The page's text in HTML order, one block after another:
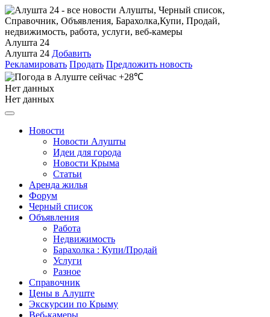
Алушта 24
Алушта 24 Добавить
Рекламировать Продать Предложить новость
+28℃
Нет данных
Нет данных
Новости
Новости Алушты
Идеи для города
Новости Крыма
Статьи
Аренда жилья
Форум
Черный список
Объявления
Работа
Недвижимость
Барахолка : Купи/Продай
Услуги
Разное
Справочник
Цены в Алуште
Экскурсии по Крыму
Веб-камеры